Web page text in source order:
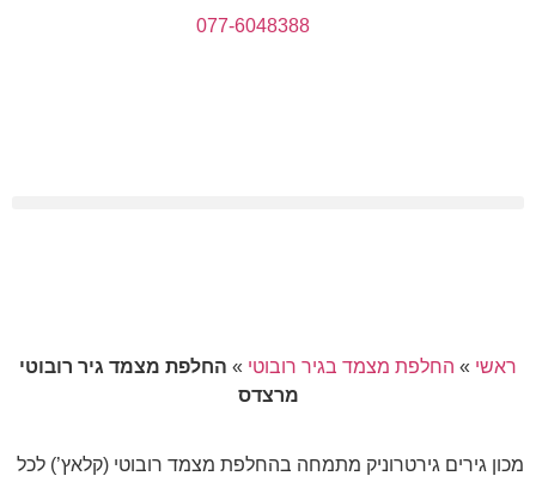
077-6048388
ראשי»החלפת מצמד בגיר רובוטי»החלפת מצמד גיר רובוטי
מרצדס
מכון גירים גירטרוניק מתמחה בהחלפת מצמד רובוטי (קלאץ’) לכל